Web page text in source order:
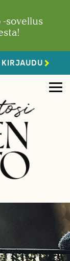
sovellus
KIRJAUDU